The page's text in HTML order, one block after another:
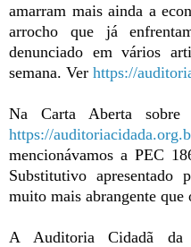
amarram mais ainda a
arrocho que já
denunciado em vários
semana. Ver https://
Na Carta Aberta
https://
mencionávamos a PEC
Substitutivo
muito mais abrangente
A Auditoria Cidadã da